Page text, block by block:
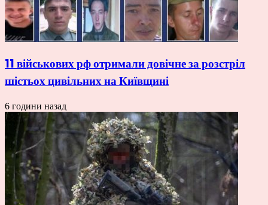
11 військових рф отримали довічне за розстріл
шістьох цивільних на Київщині
6 години назад